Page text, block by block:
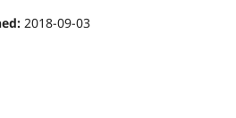
2018-09-03